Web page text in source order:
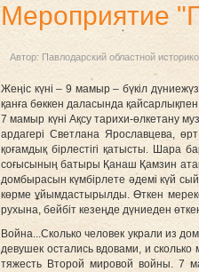
Мероприятие
Автор: Павлодарский областной
Жеңіс күні – 9 мамыр – бүкіл
қанға бөккен даласында
7 мамыр күні Ақсу тарихи-өлкетану
ардагері Светлана Ярославцева,
қоғамдық бірлестігі қатысты.
соғысының батыры Қанаш Қамзин
домбырасын күмбірлете әдемі күй
көрме ұйымдастырылды.Өткен
рухына, бейбіт кезеңде дүниеден
Война...Сколько человек украли из
девушек остались вдовами, и
тяжесть Второй мировой войны.7